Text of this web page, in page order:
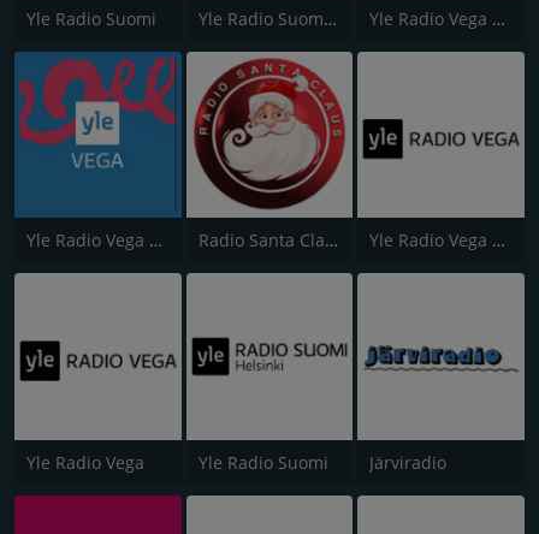
Yle Radio Suomi Yle Radio Suomi Lahti Yle Radio Vega Österbotten
Yle Radio Vega Västnyland Radio Santa Claus Yle Radio Vega Östnyland
Yle Radio Vega Yle Radio Suomi Järviradio